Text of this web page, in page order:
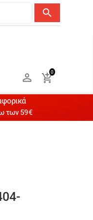
search

0

των 59€